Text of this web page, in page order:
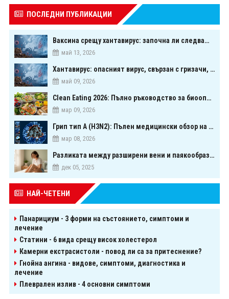
ПОСЛЕДНИ ПУБЛИКАЦИИ
Ваксина срещу хантавирус: започна ли следващата голяма надпревара в медицината?
май 13, 2026
Хантавирус: опасният вирус, свързан с гризачи, който предизвика тревога в Европа
май 09, 2026
Clean Eating 2026: Пълно ръководство за биооптимизация чрез хранене
мар 09, 2026
Грип тип A (H3N2): Пълен медицински обзор на сезонния щам през 2026 г.
мар 08, 2026
Разликата между разширени вени и паякообразни вени - и как наистина можете да ги предотвратите
дек 05, 2025
НАЙ-ЧЕТЕНИ
Панарициум - 3 форми на състоянието, симптоми и
лечение
Статини - 6 вида срещу висок холестерол
Камерни екстрасистоли - повод ли са за притеснение?
Гнойна ангина - видове, симптоми, диагностика и
лечение
Плеврален излив - 4 основни симптоми